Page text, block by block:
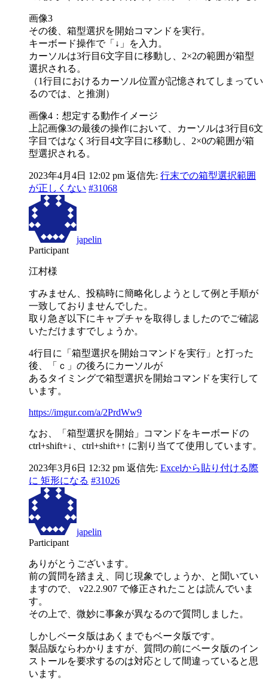
画像3
その後、箱型選択を開始コマンドを実行。
キーボード操作で「↓」を入力。
カーソルは3行目6文字目に移動し、2×2の範囲が箱型
選択される。
（1行目におけるカーソル位置が記憶されてしまってい
るのでは、と推測）
画像4：想定する動作イメージ
上記画像3の最後の操作において、カーソルは3行目6文
字目ではなく3行目4文字目に移動し、2×0の範囲が箱
型選択される。
2023年4月4日 12:02 pm 返信先: 行末での箱型選択範囲
が正しくない #31068
japelin
Participant
江村様
すみません、投稿時に簡略化しようとして例と手順が
一致しておりませんでした。
取り急ぎ以下にキャプチャを取得しましたのでご確認
いただけますでしょうか。
4行目に「箱型選択を開始コマンドを実行」と打った
後、「ｃ」の後ろにカーソルが
あるタイミングで箱型選択を開始コマンドを実行して
います。
https://imgur.com/a/2PrdWw9
なお、「箱型選択を開始」コマンドをキーボードの
ctrl+shift+↓、ctrl+shift+↑ に割り当てて使用しています。
2023年3月6日 12:32 pm 返信先: Excelから貼り付ける際
に 矩形になる #31026
japelin
Participant
ありがとうございます。
前の質問を踏まえ、同じ現象でしょうか、と聞いてい
ますので、 v22.2.907 で修正されたことは読んでいま
す。
その上で、微妙に事象が異なるので質問しました。
しかしベータ版はあくまでもベータ版です。
製品版ならわかりますが、質問の前にベータ版のイン
ストールを要求するのは対応として間違っていると思
います。